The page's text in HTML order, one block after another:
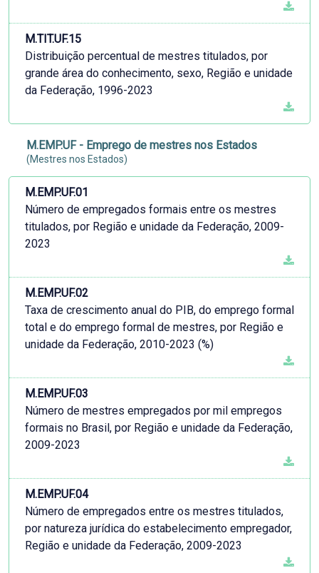
M.TIT.UF.15
Distribuição percentual de mestres titulados, por
grande área do conhecimento, sexo, Região e unidade
da Federação, 1996-2023
M.EMP.UF - Emprego de mestres nos Estados
(Mestres nos Estados)
M.EMP.UF.01
Número de empregados formais entre os mestres
titulados, por Região e unidade da Federação, 2009-
2023
M.EMP.UF.02
Taxa de crescimento anual do PIB, do emprego formal
total e do emprego formal de mestres, por Região e
unidade da Federação, 2010-2023 (%)
M.EMP.UF.03
Número de mestres empregados por mil empregos
formais no Brasil, por Região e unidade da Federação,
2009-2023
M.EMP.UF.04
Número de empregados entre os mestres titulados,
por natureza jurídica do estabelecimento empregador,
Região e unidade da Federação, 2009-2023